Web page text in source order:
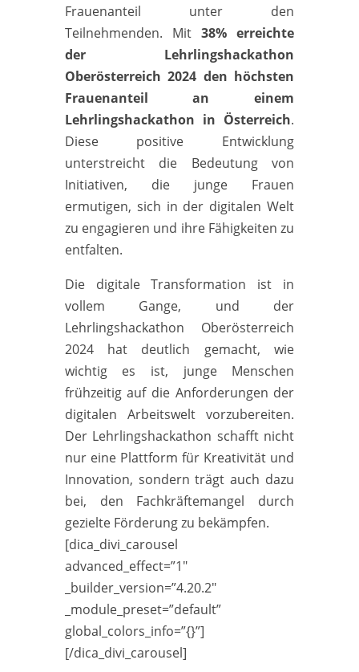
Frauenanteil unter den
Teilnehmenden. Mit38% erreichte
der Lehrlingshackathon
Oberösterreich 2024 den höchsten
Frauenanteil an einem
Lehrlingshackathon in Österreich.
Diese positive Entwicklung
unterstreicht die Bedeutung von
Initiativen, die junge Frauen
ermutigen, sich in der digitalen Welt
zu engagieren und ihre Fähigkeiten zu
entfalten.
Die digitale Transformation ist in
vollem Gange, und der
Lehrlingshackathon Oberösterreich
2024 hat deutlich gemacht, wie
wichtig es ist, junge Menschen
frühzeitig auf die Anforderungen der
digitalen Arbeitswelt vorzubereiten.
Der Lehrlingshackathon schafft nicht
nur eine Plattform für Kreativität und
Innovation, sondern trägt auch dazu
bei, den Fachkräftemangel durch
gezielte Förderung zu bekämpfen.
[dica_divi_carousel
advanced_effect=”1″
_builder_version=”4.20.2″
_module_preset=”default”
global_colors_info=”{}”]
[/dica_divi_carousel]